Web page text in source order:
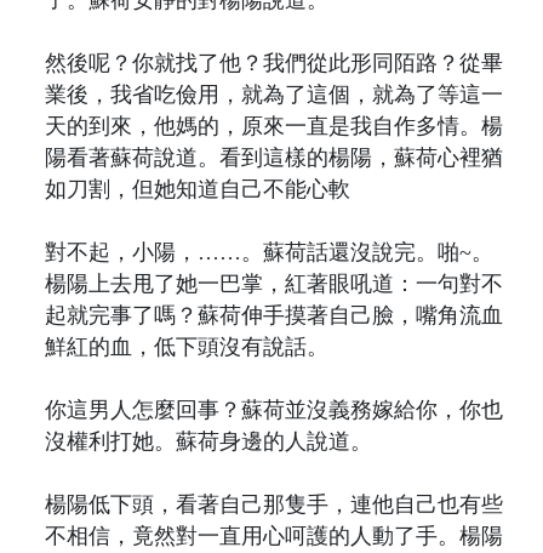
然後呢？你就找了他？我們從此形同陌路？從畢
業後，我省吃儉用，就為了這個，就為了等這一
天的到來，他媽的，原來一直是我自作多情。楊
陽看著蘇荷說道。看到這樣的楊陽，蘇荷心裡猶
如刀割，但她知道自己不能心軟
對不起，小陽，……。蘇荷話還沒說完。啪~。
楊陽上去甩了她一巴掌，紅著眼吼道：一句對不
起就完事了嗎？蘇荷伸手摸著自己臉，嘴角流血
鮮紅的血，低下頭沒有說話。
你這男人怎麼回事？蘇荷並沒義務嫁給你，你也
沒權利打她。蘇荷身邊的人說道。
楊陽低下頭，看著自己那隻手，連他自己也有些
不相信，竟然對一直用心呵護的人動了手。楊陽